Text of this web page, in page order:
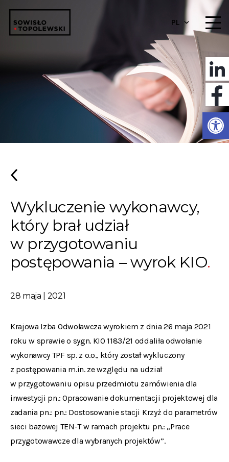
PL
Wykluczenie wykonawcy,
który brał udział
w przygotowaniu
postępowania – wyrok KIO
28 maja | 2021
Krajowa Izba Odwoławcza wyrokiem z dnia 26 maja 2021
roku w sprawie o sygn. KIO 1183/21 oddaliła odwołanie
wykonawcy TPF sp. z o.o., który został wykluczony
z postępowania m.in. ze względu na udział
w przygotowaniu opisu przedmiotu zamówienia dla
inwestycji pn.: Opracowanie dokumentacji projektowej dla
zadania pn.: pn.: Dostosowanie stacji Krzyż do parametrów
sieci bazowej TEN-T w ramach projektu pn.: „Prace
przygotowawcze dla wybranych projektów”.